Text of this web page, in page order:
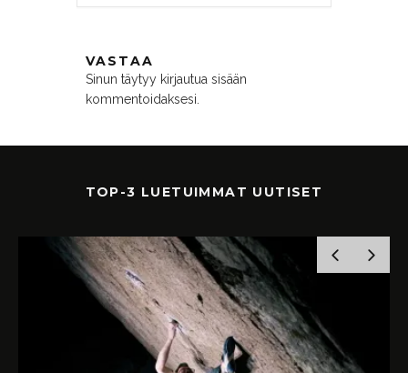
VASTAA
Sinun täytyy kirjautua sisään
kommentoidaksesi.
TOP-3 LUETUIMMAT UUTISET